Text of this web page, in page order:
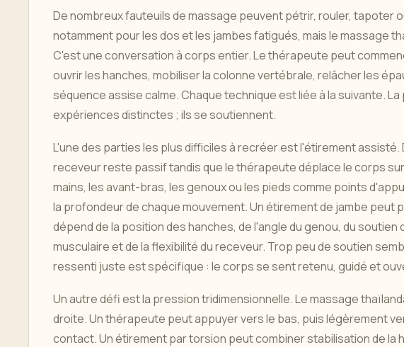
De nombreux fauteuils de massage peuvent pétrir, rouler, tapoter
notamment pour les dos et les jambes fatigués, mais le massage
C'est une conversation à corps entier. Le thérapeute peut
ouvrir les hanches, mobiliser la colonne vertébrale, relâcher les
séquence assise calme. Chaque technique est liée à la suivante.
expériences distinctes ; ils se soutiennent.
L'une des parties les plus difficiles à recréer est l'étirement
receveur reste passif tandis que le thérapeute déplace le corps
mains, les avant-bras, les genoux ou les pieds comme points
la profondeur de chaque mouvement. Un étirement de jambe peut
dépend de la position des hanches, de l'angle du genou, du
musculaire et de la flexibilité du receveur. Trop peu de soutien
ressenti juste est spécifique : le corps se sent retenu, guidé et
Un autre défi est la pression tridimensionnelle. Le massage
droite. Un thérapeute peut appuyer vers le bas, puis légèrement
contact. Un étirement par torsion peut combiner stabilisation de la